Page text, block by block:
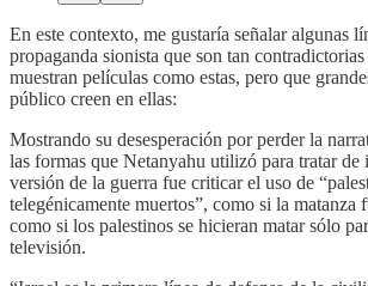
En este contexto, me gustaría señalar algunas
propaganda sionista que son tan
muestran películas como estas, pero que
público creen en ellas:
Mostrando su desesperación por perder la
las formas que Netanyahu utilizó para tratar de
versión de la guerra fue criticar el uso de
telegénicamente muertos”, como si la matanza
como si los palestinos se hicieran matar sólo
televisión.